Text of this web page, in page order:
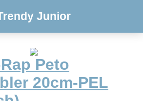
Junior
Peto
20cm-PEL